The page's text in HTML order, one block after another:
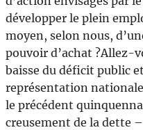
développer le plein
moyen, selon nous,
pouvoir d’achat ?Allez-
baisse du déficit public
représentation
le précédent
creusement de la dette